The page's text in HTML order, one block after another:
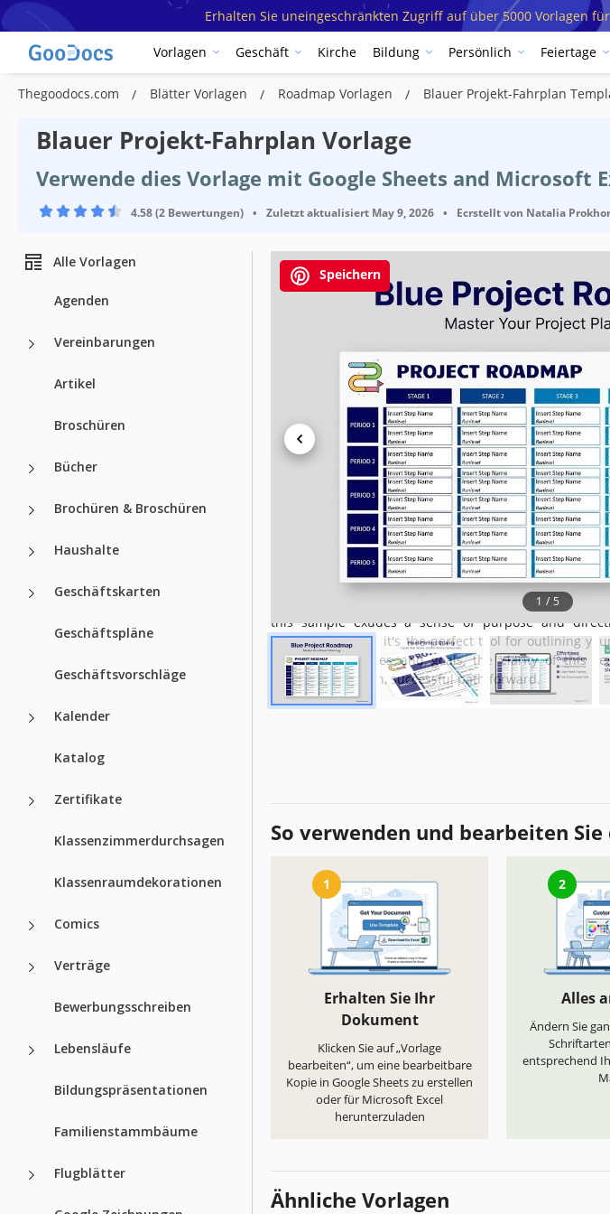
Erhalten Sie uneingeschränkten Zugriff auf über 5000 Vorlagen
Vorlagen Geschäft Kirche Bildung Persönlich Feiertage
Thegoodocs.com Blätter Vorlagen Roadmap Vorlagen Blauer Projekt-Fahrplan
Blauer Projekt-Fahrplan Vorlage
Verwende dies Vorlage mit Google Sheets and Microsoft
4.58 (2 Bewertungen) • Zuletzt aktualisiert May 9, 2026 • Ecrstellt von Natalia
Alle Vorlagen
Agenden
Vereinbarungen
Artikel
Broschüren
Bücher
Brochüren & Broschüren
Haushalte
Geschäftskarten
Geschäftspläne
Geschäftsvorschläge
Kalender
Katalog
Zertifikate
Klassenzimmerdurchsagen
Klassenraumdekorationen
Comics
Verträge
Bewerbungsschreiben
Lebensläufe
Bildungspräsentationen
Familienstammbäume
Flugblätter
Speichern
1 / 5
Vorlagenspezifikationen
Erstellt
Zuletzt aktualisiert
Zu
Nutzungsstatistiken
Über diese Vorlage
Embrace the future with the Blue Project Roadmap
this sample exudes a sense of purpose and
organized design, it's the perfect tool for outlining
through milestones and goals, the clarity of this
ensuring a smooth, successful path forward.
So verwenden und bearbeiten Sie
1
Erhalten Sie Ihr
Dokument
Klicken Sie auf „Vorlage
bearbeiten“, um eine bearbeitbare
Kopie in Google Sheets zu erstellen
oder für Microsoft Excel
herunterzuladen
2
Alles
Ändern Sie
entsprechend
Ähnliche Vorlagen